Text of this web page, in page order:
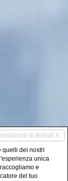
di default X
quelli dei nostri
unica
e
del tuo